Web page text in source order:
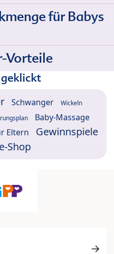
für Babys
Vorteile
Schwanger Wickeln
Baby-Massage
Eltern
Gewinnspiele
Shop